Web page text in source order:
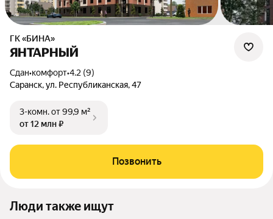
ГК «БИНА»
ЯНТАРНЫЙ
Сдан•комфорт•4.2 (9)
Саранск, ул. Республиканская, 47
3-комн.от 99,9 м²
от 12 млн ₽
Позвонить
Люди также ищут